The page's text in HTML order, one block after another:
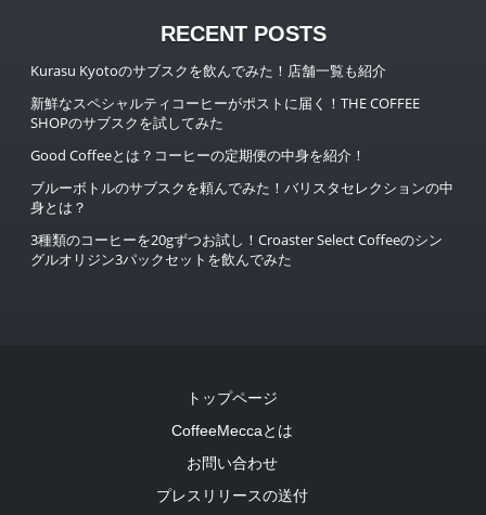
RECENT POSTS
Kurasu Kyotoのサブスクを飲んでみた！店舗一覧も紹介
新鮮なスペシャルティコーヒーがポストに届く！THE COFFEE
SHOPのサブスクを試してみた
Good Coffeeとは？コーヒーの定期便の中身を紹介！
ブルーボトルのサブスクを頼んでみた！バリスタセレクションの中
身とは？
3種類のコーヒーを20gずつお試し！Croaster Select Coffeeのシン
グルオリジン3パックセットを飲んでみた
トップページ
CoffeeMeccaとは
お問い合わせ
プレスリリースの送付